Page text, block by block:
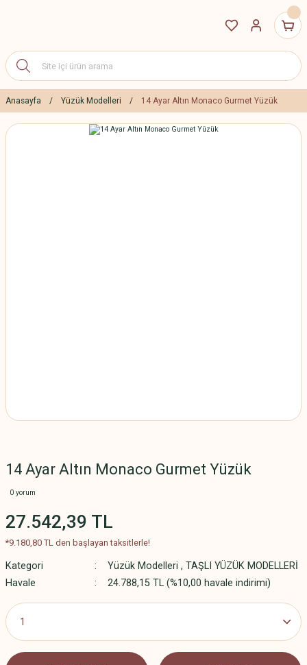
Anasayfa Yüzük Modelleri 14 Ayar Altın Monaco Gurmet Yüzük
14 Ayar Altın Monaco Gurmet Yüzük
0 yorum
27.542,39 TL
*9.180,80 TL den başlayan taksitlerle!
Kategori Yüzük Modelleri , TAŞLI YÜZÜK MODELLERİ
Havale
24.788,15 TL (%10,00 havale indirimi)